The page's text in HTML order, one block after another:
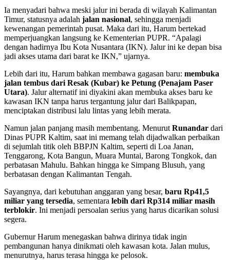
Ia menyadari bahwa meski jalur ini berada di wilayah Kalimantan
Timur, statusnya adalah jalan nasional, sehingga menjadi
kewenangan pemerintah pusat. Maka dari itu, Harum bertekad
memperjuangkan langsung ke Kementerian PUPR. “Apalagi
dengan hadirnya Ibu Kota Nusantara (IKN). Jalur ini ke depan bisa
jadi akses utama dari barat ke IKN,” ujarnya.
Lebih dari itu, Harum bahkan membawa gagasan baru: membuka
jalan tembus dari Resak (Kubar) ke Petung (Penajam Paser
Utara). Jalur alternatif ini diyakini akan membuka akses baru ke
kawasan IKN tanpa harus tergantung jalur dari Balikpapan,
menciptakan distribusi lalu lintas yang lebih merata.
Namun jalan panjang masih membentang. Menurut Runandar dari
Dinas PUPR Kaltim, saat ini memang telah dijadwalkan perbaikan
di sejumlah titik oleh BBPJN Kaltim, seperti di Loa Janan,
Tenggarong, Kota Bangun, Muara Muntai, Barong Tongkok, dan
perbatasan Mahulu. Bahkan hingga ke Simpang Blusuh, yang
berbatasan dengan Kalimantan Tengah.
Sayangnya, dari kebutuhan anggaran yang besar, baru Rp41,5
miliar yang tersedia, sementara lebih dari Rp314 miliar masih
terblokir. Ini menjadi persoalan serius yang harus dicarikan solusi
segera.
Gubernur Harum menegaskan bahwa dirinya tidak ingin
pembangunan hanya dinikmati oleh kawasan kota. Jalan mulus,
menurutnya, harus terasa hingga ke pelosok.